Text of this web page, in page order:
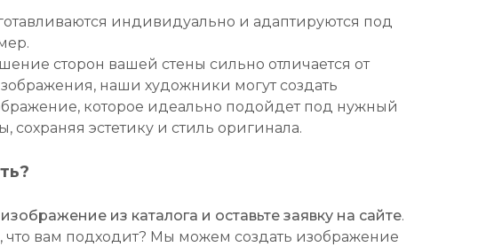
индивидуально и адаптируются под
сторон вашей стены сильно отличается от
наши художники могут создать
которое идеально подойдет под нужный
сохраняя эстетику и стиль оригинала.
из каталога и оставьте заявку на сайте.
что вам подходит? Мы можем создать изображение